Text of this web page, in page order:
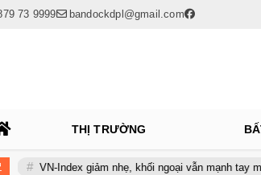
73 9999 bandockdpl@gmail.com
THỊ TRƯỜNG
giảm nhẹ, khối ngoại vẫn mạnh tay mua ròng gần